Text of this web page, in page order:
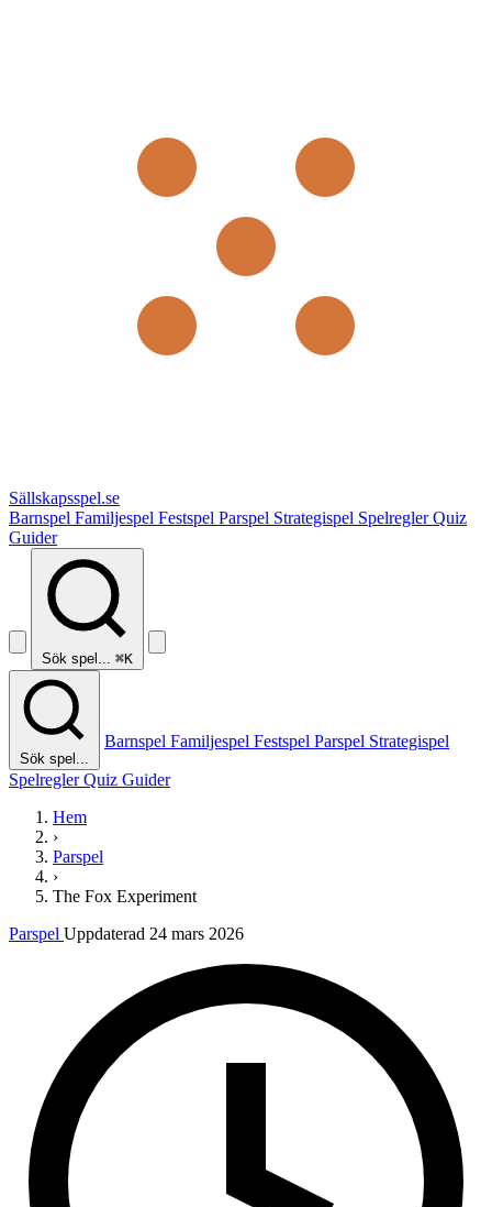
Sällskapsspel.se
Barnspel Familjespel Festspel Parspel Strategispel SpelreglerQuiz
Guider
Sök spel... ⌘K
Sök spel...
Barnspel Familjespel Festspel Parspel Strategispel
SpelreglerQuiz Guider
Hem
›
Parspel
›
The Fox Experiment
Parspel Uppdaterad 24 mars 2026